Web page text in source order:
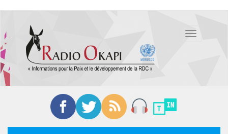
contenu
principal
Toggle